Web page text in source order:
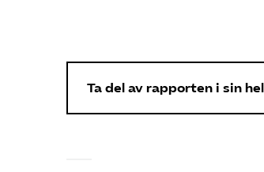
Ta del av rapporten i sin